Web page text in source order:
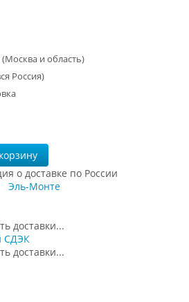
и область)
Россия)
о доставке по России
Эль-Монте
доставки...
СДЭК
доставки...